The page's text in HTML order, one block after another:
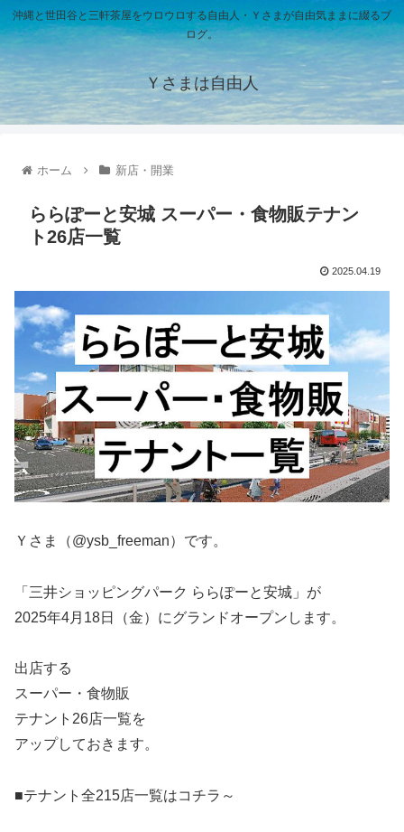
沖縄と世田谷と三軒茶屋をウロウロする自由人・Ｙさまが自由気ままに綴るブ
ログ。
Ｙさまは自由人
ホーム 新店・開業
ららぽーと安城 スーパー・食物販テナン
ト26店一覧
2025.04.19
Ｙさま（@ysb_freeman）です。
「三井ショッピングパーク ららぽーと安城」が
2025年4月18日（金）にグランドオープンします。
出店する
スーパー・食物販
テナント26店一覧を
アップしておきます。
■テナント全215店一覧はコチラ～